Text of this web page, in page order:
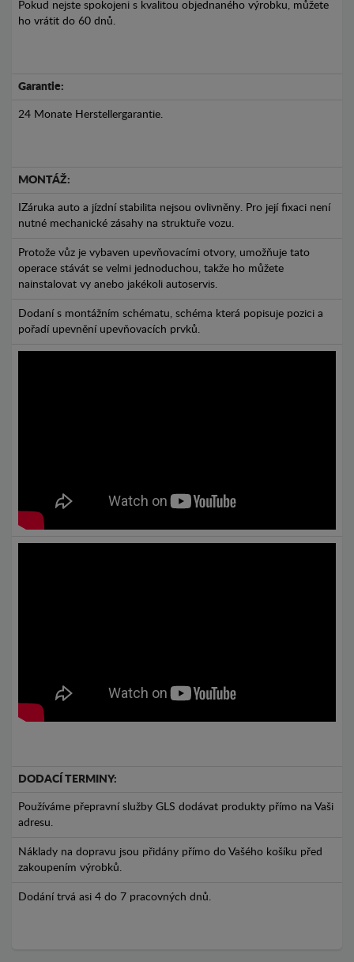
Pokud nejste spokojeni s kvalitou objednaného výrobku, můžete
ho vrátit do 60 dnů.
Garantie:
24 Monate Herstellergarantie.
MONTÁŽ:
IZáruka auto a jízdní stabilita nejsou ovlivněny. Pro její fixaci není
nutné mechanické zásahy na struktuře vozu.
Protože vůz je vybaven upevňovacími otvory, umožňuje tato
operace stávát se velmi jednoduchou, takže ho můžete
nainstalovat vy anebo jakékoli autoservis.
Dodaní s montážním schématu, schéma která popisuje pozici a
pořadí upevnění upevňovacích prvků.
DODACÍ TERMINY:
Používáme přepravní služby GLS dodávat produkty přímo na Vaši
adresu.
Náklady na dopravu jsou přidány přímo do Vašého košíku před
zakoupením výrobků.
Dodání trvá asi 4 do 7 pracovných dnů.